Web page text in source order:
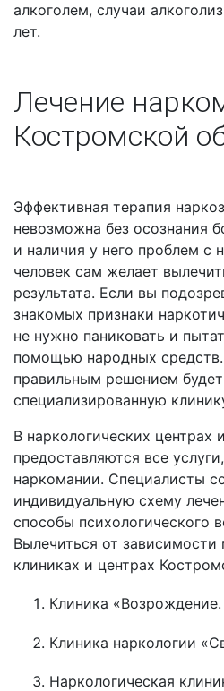
алкоголем, случаи
лет.
Лечение
Костромской
Эффективная терапия
невозможна без осознания
и наличия у него проблем с
человек сам желает
результата. Если вы
знакомых признаки
не нужно паниковать и
помощью народных
правильным решением
специализированную
В наркологических центрах
предоставляются все
наркомании. Специалисты
индивидуальную схему
способы психологического
Вылечиться от
клиниках и центрах
Клиника «Возрождение.
Клиника наркологии
Наркологическая